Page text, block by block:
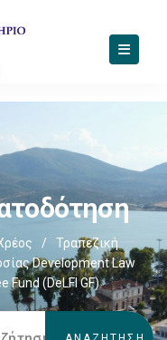
/
Τραπεζική
Development Law
Fund (DeLFI GF)